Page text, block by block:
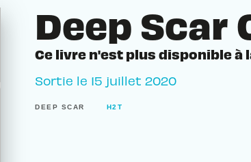
Deep Scar
Ce livre n'est plus disponible à
Sortie le 15 juillet 2020
DEEP SCAR H2T